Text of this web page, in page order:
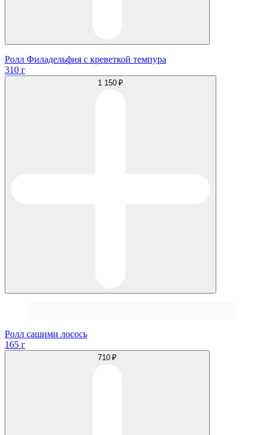
Ролл Филадельфия с креветкой темпура
310 г
1 150 ₽
Ролл сашими лосось
165 г
710 ₽